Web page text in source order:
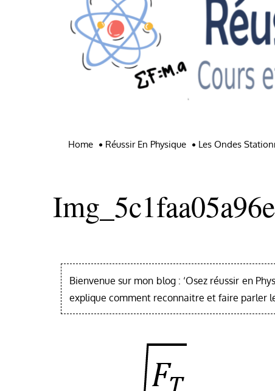
Home Réussir En Physique Les Ondes
Bienvenue sur mon blog : ‘Osez réussir en
explique comment reconnaitre et faire parler